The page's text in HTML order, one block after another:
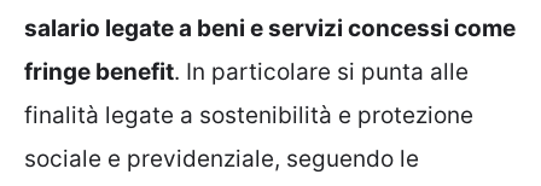
salario legate a beni e servizi concessi come
fringe benefit. In particolare si punta alle
finalità legate a sostenibilità e protezione
sociale e previdenziale, seguendo le